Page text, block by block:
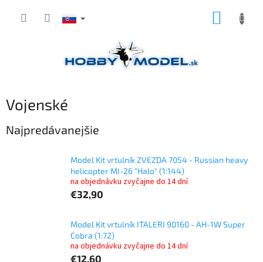
Vojenské
Najpredávanejšie
Model Kit vrtulník ZVEZDA 7054 - Russian heavy
helicopter MI-26 "Halo" (1:144)
na objednávku zvyčajne do 14 dní
€32,90
Model Kit vrtulník ITALERI 90160 - AH-1W Super
Cobra (1:72)
na objednávku zvyčajne do 14 dní
€12,60